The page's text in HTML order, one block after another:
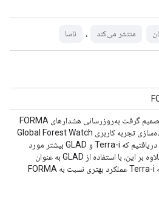
منتشر می‌کند ، ناسا
یادداشت از WRI: WRI تصمیم گرفت به‌روزرسانی هشدارهای FORMA
را متوقف کند. هدف، ساده‌سازی تجربه کاربری Global Forest Watch
و کاهش افزونگی بود. ما دریافتیم که Terra-i و GLAD بیشتر مورد
استفاده قرار می‌گیرند. علاوه بر این، با استفاده از GLAD به عنوان
استاندارد، مشخص شد که Terra-i عملکرد بهتری نسبت به FORMA